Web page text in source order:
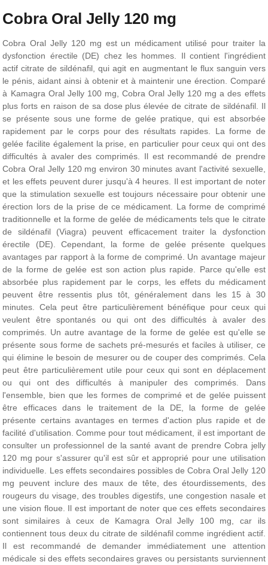
Cobra Oral Jelly 120 mg
Cobra Oral Jelly 120 mg est un médicament utilisé pour traiter la
dysfonction érectile (DE) chez les hommes. Il contient l'ingrédient
actif citrate de sildénafil, qui agit en augmentant le flux sanguin vers
le pénis, aidant ainsi à obtenir et à maintenir une érection. Comparé
à Kamagra Oral Jelly 100 mg, Cobra Oral Jelly 120 mg a des effets
plus forts en raison de sa dose plus élevée de citrate de sildénafil. Il
se présente sous une forme de gelée pratique, qui est absorbée
rapidement par le corps pour des résultats rapides. La forme de
gelée facilite également la prise, en particulier pour ceux qui ont des
difficultés à avaler des comprimés. Il est recommandé de prendre
Cobra Oral Jelly 120 mg environ 30 minutes avant l'activité sexuelle,
et les effets peuvent durer jusqu'à 4 heures. Il est important de noter
que la stimulation sexuelle est toujours nécessaire pour obtenir une
érection lors de la prise de ce médicament. La forme de comprimé
traditionnelle et la forme de gelée de médicaments tels que le citrate
de sildénafil (Viagra) peuvent efficacement traiter la dysfonction
érectile (DE). Cependant, la forme de gelée présente quelques
avantages par rapport à la forme de comprimé. Un avantage majeur
de la forme de gelée est son action plus rapide. Parce qu'elle est
absorbée plus rapidement par le corps, les effets du médicament
peuvent être ressentis plus tôt, généralement dans les 15 à 30
minutes. Cela peut être particulièrement bénéfique pour ceux qui
veulent être spontanés ou qui ont des difficultés à avaler des
comprimés. Un autre avantage de la forme de gelée est qu'elle se
présente sous forme de sachets pré-mesurés et faciles à utiliser, ce
qui élimine le besoin de mesurer ou de couper des comprimés. Cela
peut être particulièrement utile pour ceux qui sont en déplacement
ou qui ont des difficultés à manipuler des comprimés. Dans
l'ensemble, bien que les formes de comprimé et de gelée puissent
être efficaces dans le traitement de la DE, la forme de gelée
présente certains avantages en termes d'action plus rapide et de
facilité d'utilisation. Comme pour tout médicament, il est important de
consulter un professionnel de la santé avant de prendre Cobra jelly
120 mg pour s'assurer qu'il est sûr et approprié pour une utilisation
individuelle. Les effets secondaires possibles de Cobra Oral Jelly 120
mg peuvent inclure des maux de tête, des étourdissements, des
rougeurs du visage, des troubles digestifs, une congestion nasale et
une vision floue. Il est important de noter que ces effets secondaires
sont similaires à ceux de Kamagra Oral Jelly 100 mg, car ils
contiennent tous deux du citrate de sildénafil comme ingrédient actif.
Il est recommandé de demander immédiatement une attention
médicale si des effets secondaires graves ou persistants surviennent